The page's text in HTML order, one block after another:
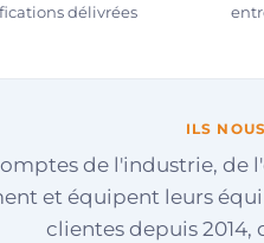
délivrées
ILS
de l'industrie, de
et équipent leurs
clientes depuis